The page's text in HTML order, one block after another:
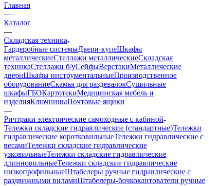
Главная
—
Каталог
—
Складская техника
Гардеробные системыДвери-купеШкафы
металлическиеСтеллажи металлическиеСкладская
техникаСтеллажи б/уСейфыВерстакиМеталлические
двериШкафы инструментальныеПроизводственное
оборудованиеСкамья для раздевалокСушильные
шкафыГБОКартотекиМедицинская мебель и
изделияКлючницыПочтовые ящики
—
Ричтраки электрические самоходные с кабиной
Тележки складские гидравлические (стандартные)Тележки
гидравлические коротковильныеТележки гидравлические с
весамиТележки складские гидравлические
узковильныеТележки складские гидравлические
длинновильныеТележки складские гидравлические
низкопрофильныеШтабелеры ручные гидравлические с
раздвижными виламиШтабелеры-бочкокантователи ручные